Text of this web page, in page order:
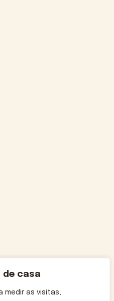
de casa
medir as visitas,